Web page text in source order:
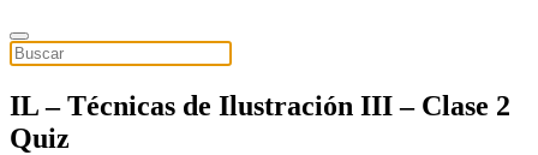
IL – Técnicas de Ilustración III – Clase 2
Quiz